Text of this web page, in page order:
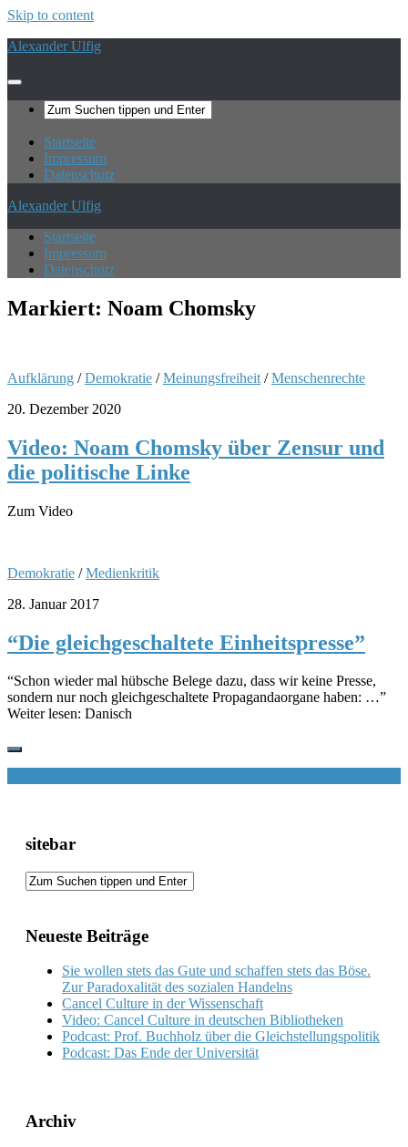
Skip to content
Alexander Ulfig
Startseite
Impressum
Datenschutz
Alexander Ulfig
Startseite
Impressum
Datenschutz
Markiert: Noam Chomsky
Aufklärung /Demokratie /Meinungsfreiheit /Menschenrechte
20. Dezember 2020
Video: Noam Chomsky über Zensur und
die politische Linke
Zum Video
Demokratie /Medienkritik
28. Januar 2017
“Die gleichgeschaltete Einheitspresse”
“Schon wieder mal hübsche Belege dazu, dass wir keine Presse,
sondern nur noch gleichgeschaltete Propagandaorgane haben: …”
Weiter lesen: Danisch
sitebar
Neueste Beiträge
Sie wollen stets das Gute und schaffen stets das Böse.
Zur Paradoxalität des sozialen Handelns
Cancel Culture in der Wissenschaft
Video: Cancel Culture in deutschen Bibliotheken
Podcast: Prof. Buchholz über die Gleichstellungspolitik
Podcast: Das Ende der Universität
Archiv